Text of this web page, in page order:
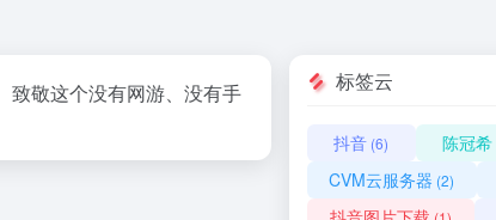
致敬这个没有网游、没有手
标签云
抖音 (6) 陈冠希
CVM云服务器 (2)